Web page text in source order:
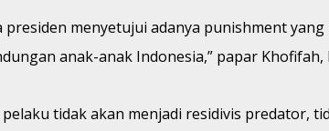
menyetujui adanya punishment
anak-anak Indonesia,” papar Khofifah,
tidak akan menjadi residivis